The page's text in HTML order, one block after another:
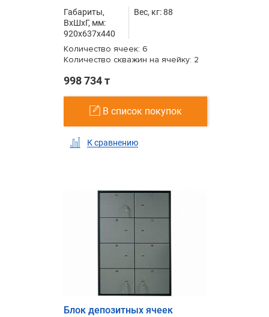
Габариты,
ВxШxГ, мм:
920x637x440
Вес, кг: 88
Количество ячеек: 6
Количество скважин на ячейку: 2
998 734 т
В список покупок
К сравнению
Блок депозитных ячеек